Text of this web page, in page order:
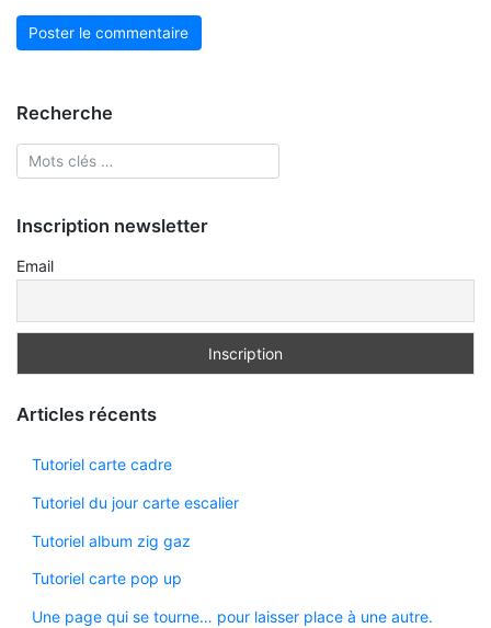
Recherche
Inscription newsletter
Email
Articles récents
Tutoriel carte cadre
Tutoriel du jour carte escalier
Tutoriel album zig gaz
Tutoriel carte pop up
Une page qui se tourne… pour laisser place à une autre.